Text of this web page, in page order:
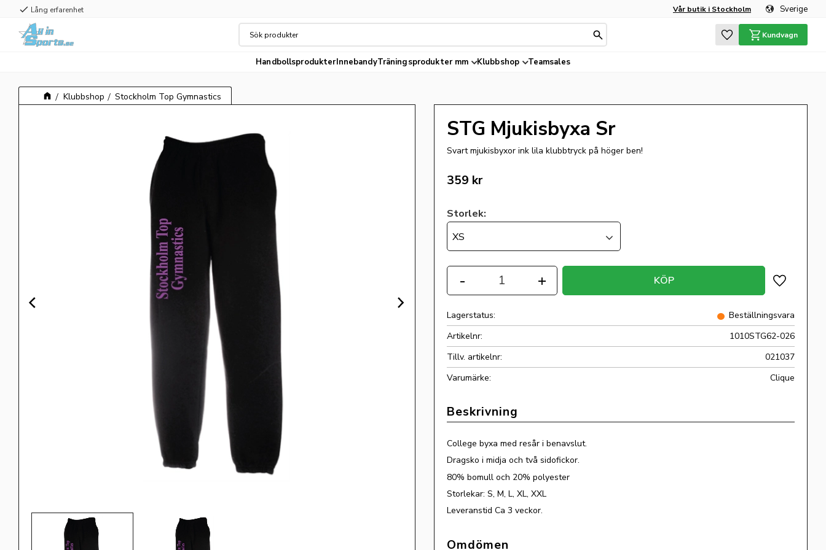
check Lång erfarenhet Vår butik i Stockholm Sverige
Favoriter
Kundvagn
HandbollsprodukterInnebandyTräningsprodukter mm Klubbshop Teamsales
Klubbshop Stockholm Top Gymnastics
STG Mjukisbyxa Sr
Svart mjukisbyxor ink lila klubbtryck på höger ben!
359 kr
Storlek:
XS
+
- KÖP
Lägg till i
Lagerstatus
Beställningsvara
Artikelnr
1010STG62-026
Tillv. artikelnr
021037
Clique
College byxa med resår i benavslut.
Dragsko i midja och två sidofickor.
80% bomull och 20% polyester
Storlekar: S, M, L, XL, XXL
Leveranstid Ca 3 veckor.
Omdömen